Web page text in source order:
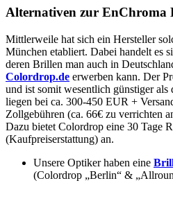
Alternativen zur EnChroma
Mittlerweile hat sich ein Hersteller
München etabliert. Dabei handelt es
deren Brillen man auch in
Colordrop.de erwerben kann. Der
und ist somit wesentlich günstiger
liegen bei ca. 300-450 EUR +
Zollgebühren (ca. 66€ zu verrichten
Dazu bietet Colordrop eine 30 Tage
(Kaufpreiserstattung) an.
Unsere Optiker haben eine
(Colordrop „Berlin“ &